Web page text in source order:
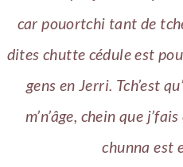
car pouortchi tant de
dites chutte cédule est
gens en Jerri. Tch’est
m’n’âge, chein que
chunna est